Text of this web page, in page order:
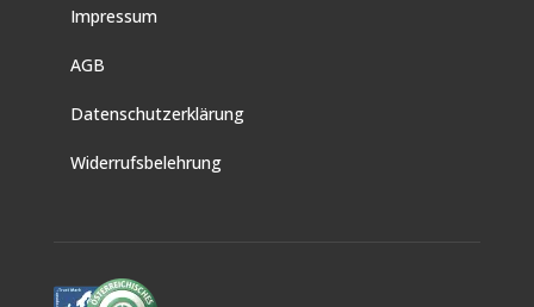
Impressum
AGB
Datenschutzerklärung
Widerrufsbelehrung